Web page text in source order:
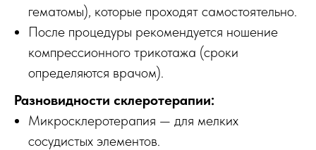
гематомы), которые проходят самостоятельно.
После процедуры рекомендуется ношение
компрессионного трикотажа (сроки
определяются врачом).
Разновидности склеротерапии:
Микросклеротерапия — для мелких
сосудистых элементов.